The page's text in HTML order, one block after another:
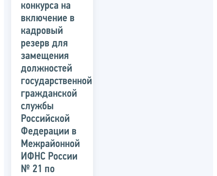
конкурса на
включение в
кадровый
резерв для
замещения
должностей
государственной
гражданской
службы
Российской
Федерации в
Межрайонной
ИФНС России
№ 21 по